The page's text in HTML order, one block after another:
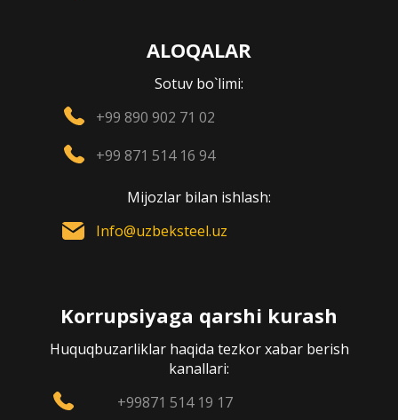
ALOQALAR
Sotuv bo`limi:
+99 890 902 71 02
+99 871 514 16 94
Mijozlar bilan ishlash:
Info@uzbeksteel.uz
Korrupsiyaga qarshi kurash
Huquqbuzarliklar haqida tezkor xabar berish
kanallari:
+99871 514 19 17